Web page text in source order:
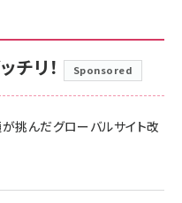
リ！ Sponsored
挑んだグローバルサイト改